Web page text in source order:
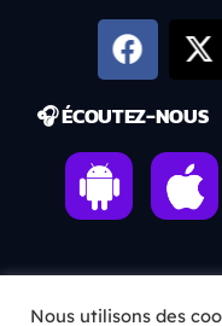
🎧 ÉCOUTEZ-NOUS
Nous utilisons des